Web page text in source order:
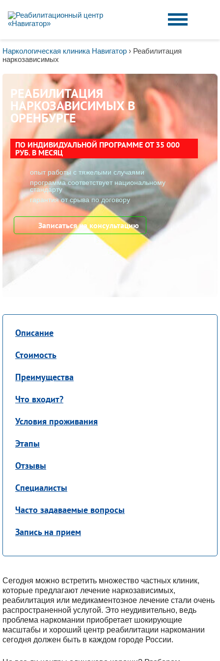
Наркологическая клиника Навигатор › Реабилитация
наркозависимых
РЕАБИЛИТАЦИЯ
НАРКОЗАВИСИМЫХ В
ОРЕНБУРГЕ
ПО ИНДИВИДУАЛЬНОЙ ПРОГРАММЕ ОТ 35 000
РУБ. В МЕСЯЦ
опыт работы с тяжелыми случаями
программа соответствует национальному
стандарту
гарантия от срыва по договору
Записаться на консультацию
Описание
Стоимость
Преимущества
Что входит?
Условия проживания
Этапы
Отзывы
Специалисты
Часто задаваемые вопросы
Запись на прием
Сегодня можно встретить множество частных клиник,
которые предлагают лечение наркозависимых,
реабилитация или медикаментозное лечение стали очень
распространенной услугой. Это неудивительно, ведь
проблема наркомании приобретает шокирующие
масштабы и хороший центр реабилитации наркомании
сегодня должен быть в каждом городе России.